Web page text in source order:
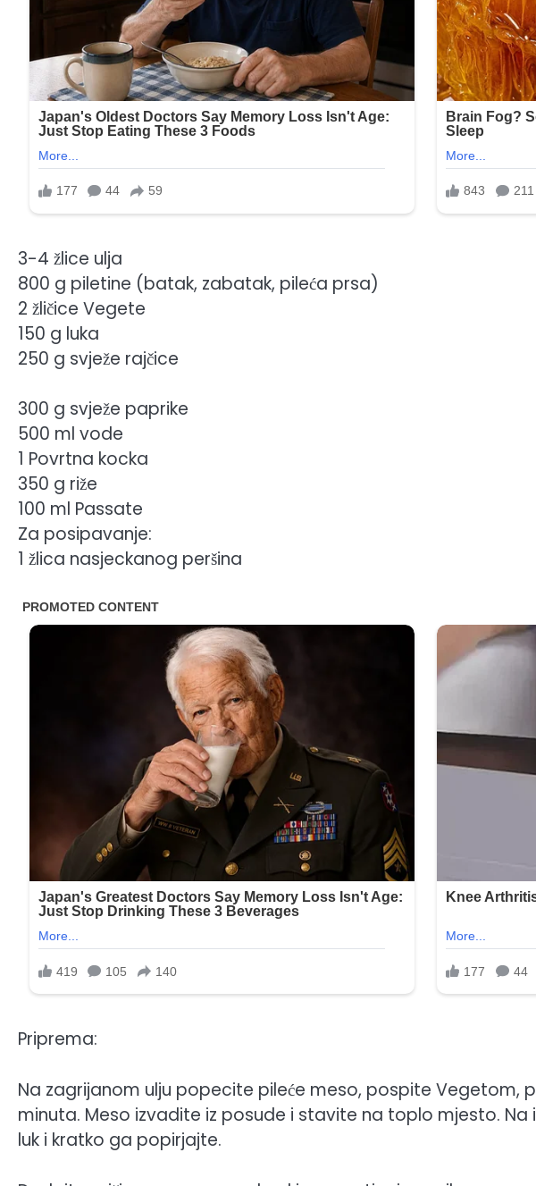
3-4 žlice ulja
800 g piletine (batak, zabatak, pileća prsa)
2 žličice Vegete
150 g luka
250 g svježe rajčice
300 g svježe paprike
500 ml vode
1 Povrtna kocka
350 g riže
100 ml Passate
Za posipavanje:
1 žlica nasjeckanog peršina
Priprema:
Na zagrijanom ulju popecite pileće meso, pospite Vegetom,
minuta. Meso izvadite iz posude i stavite na toplo mjesto.
luk i kratko ga popirjajte.